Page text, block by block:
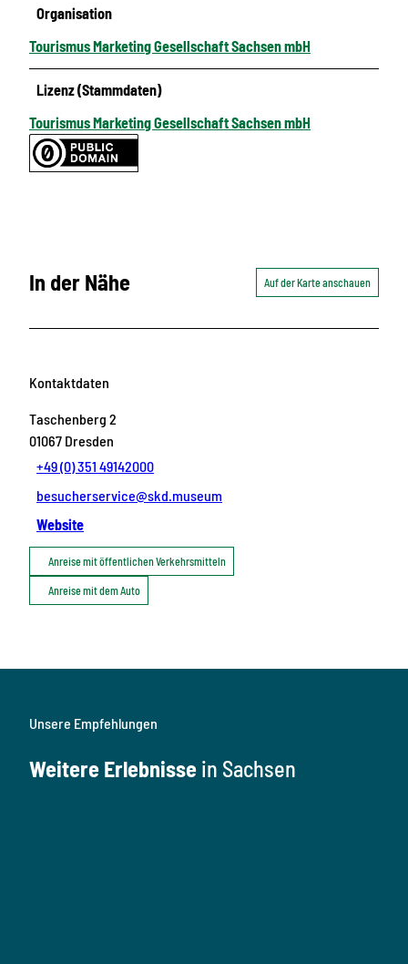
Organisation
Tourismus Marketing Gesellschaft Sachsen mbH
Lizenz (Stammdaten)
Tourismus Marketing Gesellschaft Sachsen mbH
In der Nähe Auf der Karte anschauen
Kontaktdaten
Taschenberg 2
01067 Dresden
+49 (0) 351 49142000
besucherservice@skd.museum
Website
Anreise mit öffentlichen Verkehrsmitteln
Anreise mit dem Auto
Unsere Empfehlungen
Weitere Erlebnisse in Sachsen